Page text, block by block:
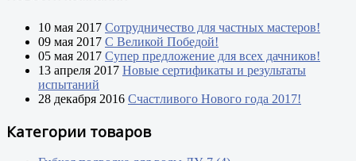
10 мая 2017 Сотрудничество для частных мастеров!
09 мая 2017 С Великой Победой!
05 мая 2017 Супер предложение для всех дачников!
13 апреля 2017 Новые сертификаты и результаты
испытаний
28 декабря 2016 Счастливого Нового года 2017!
Категории товаров